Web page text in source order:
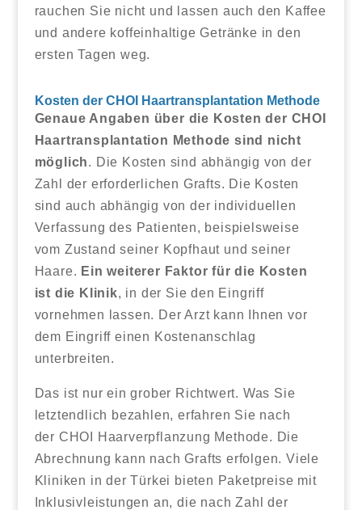
rauchen Sie nicht und lassen auch den Kaffee
und andere koffeinhaltige Getränke in den
ersten Tagen weg.
Kosten der CHOI Haartransplantation Methode
Genaue Angaben über die Kosten der CHOI
Haartransplantation Methode sind nicht
möglich. Die Kosten sind abhängig von der
Zahl der erforderlichen Grafts. Die Kosten
sind auch abhängig von der individuellen
Verfassung des Patienten, beispielsweise
vom Zustand seiner Kopfhaut und seiner
Haare. Ein weiterer Faktor für die Kosten
ist die Klinik, in der Sie den Eingriff
vornehmen lassen. Der Arzt kann Ihnen vor
dem Eingriff einen Kostenanschlag
unterbreiten.
Das ist nur ein grober Richtwert. Was Sie
letztendlich bezahlen, erfahren Sie nach
der CHOI Haarverpflanzung Methode. Die
Abrechnung kann nach Grafts erfolgen. Viele
Kliniken in der Türkei bieten Paketpreise mit
Inklusivleistungen an, die nach Zahl der